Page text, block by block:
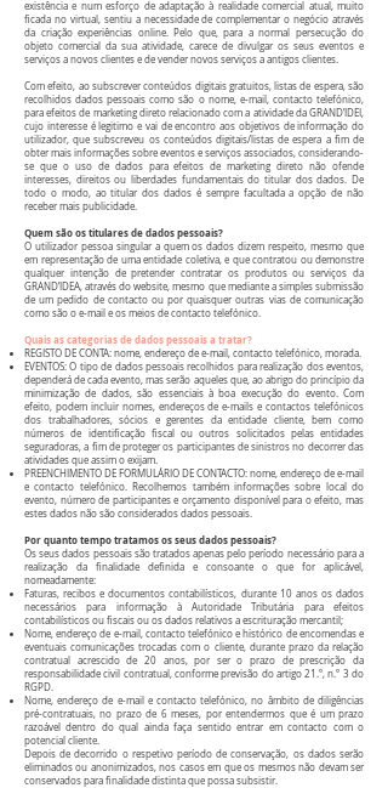
existência e num esforço de adaptação à realidade comercial atual, muito
ficada no virtual, sentiu a necessidade de complementar o negócio através
da criação experiências online. Pelo que, para a normal persecução do
objeto comercial da sua atividade, carece de divulgar os seus eventos e
serviços a novos clientes e de vender novos serviços a antigos clientes.
Com efeito, ao subscrever conteúdos digitais gratuitos, listas de espera, são
recolhidos dados pessoais como são o nome, e-mail, contacto telefónico,
para efeitos de marketing direto relacionado com a atividade da GRAND’IDEI,
cujo interesse é legitimo e vai de encontro aos objetivos de informação do
utilizador, que subscreveu os conteúdos digitais/listas de espera a fim de
obter mais informações sobre eventos e serviços associados, considerando-
se que o uso de dados para efeitos de marketing direto não ofende
interesses, direitos ou liberdades fundamentais do titular dos dados. De
todo o modo, ao titular dos dados é sempre facultada a opção de não
receber mais publicidade.
Quem são os titulares de dados pessoais?
O utilizador pessoa singular a quem os dados dizem respeito, mesmo que
em representação de uma entidade coletiva, e que contratou ou demonstre
qualquer intenção de pretender contratar os produtos ou serviços da
GRAND’IDEA, através do website, mesmo que mediante a simples submissão
de um pedido de contacto ou por quaisquer outras vias de comunicação
como são o e-mail e os meios de contacto telefónico.
Quais as categorias de dados pessoais a tratar?
REGISTO DE CONTA: nome, endereço de e-mail, contacto telefónico, morada.
EVENTOS: O tipo de dados pessoais recolhidos para realização dos eventos,
dependerá de cada evento, mas serão aqueles que, ao abrigo do princípio da
minimização de dados, são essenciais à boa execução do evento. Com
efeito, podem incluir nomes, endereços de e-mails e contactos telefónicos
dos trabalhadores, sócios e gerentes da entidade cliente, bem como
números de identificação fiscal ou outros solicitados pelas entidades
seguradoras, a fim de proteger os participantes de sinistros no decorrer das
atividades que assim o exijam.
PREENCHIMENTO DE FORMULÁRIO DE CONTACTO: nome, endereço de e-mail
e contacto telefónico. Recolhemos também informações sobre local do
evento, número de participantes e orçamento disponível para o efeito, mas
estes dados não são considerados dados pessoais.
Por quanto tempo tratamos os seus dados pessoais?
Os seus dados pessoais são tratados apenas pelo período necessário para a
realização da finalidade definida e consoante o que for aplicável,
nomeadamente:
Faturas, recibos e documentos contabilísticos, durante 10 anos os dados
necessários para informação à Autoridade Tributária para efeitos
contabilísticos ou fiscais ou os dados relativos a escrituração mercantil;
Nome, endereço de e-mail, contacto telefónico e histórico de encomendas e
eventuais comunicações trocadas com o cliente, durante prazo da relação
contratual acrescido de 20 anos, por ser o prazo de prescrição da
responsabilidade civil contratual, conforme previsão do artigo 21.º, n.º 3 do
RGPD.
Nome, endereço de e-mail e contacto telefónico, no âmbito de diligências
pré-contratuais, no prazo de 6 meses, por entendermos que é um prazo
razoável dentro do qual ainda faça sentido entrar em contacto com o
potencial cliente.
Depois de decorrido o respetivo período de conservação, os dados serão
eliminados ou anonimizados, nos casos em que os mesmos não devam ser
conservados para finalidade distinta que possa subsistir.